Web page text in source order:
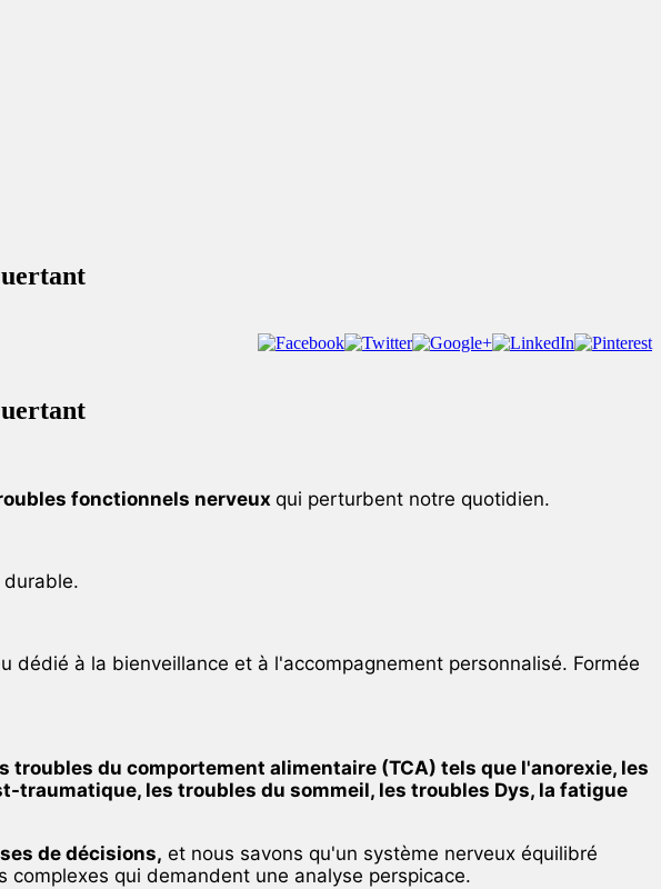
fonctionnels nerveux qui perturbent notre quotidien.
à la bienveillance et à l'accompagnement personnalisé. Formée
du comportement alimentaire (TCA) tels que l'anorexie, les
traumatique, les troubles du sommeil, les troubles Dys, la fatigue
de décisions, et nous savons qu'un système nerveux équilibré
qui demandent une analyse perspicace.